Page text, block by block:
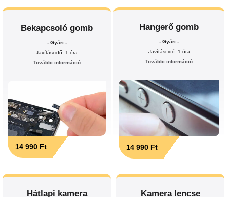
Bekapcsoló gomb
- Gyári -
Javítási idő: 1 óra
További információ
14 990 Ft
Hangerő gomb
- Gyári -
Javítási idő: 1 óra
További információ
14 990 Ft
Hátlapi kamera Kamera lencse